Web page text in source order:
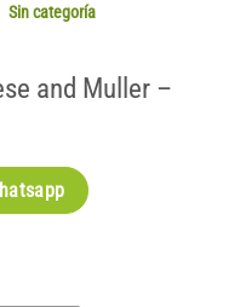
Sin categoría
and Muller –